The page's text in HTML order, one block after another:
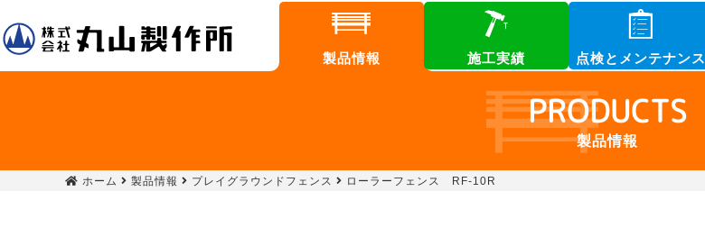
製品情報 施工実績 点検とメンテナンス
PRODUCTS
製品情報
ホーム 製品情報 プレイグラウンドフェンス ローラーフェンス RF-10R